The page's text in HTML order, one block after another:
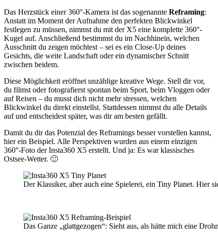
Das Herzstück einer 360°-Kamera ist das sogenannte Reframing:
Anstatt im Moment der Aufnahme den perfekten Blickwinkel
festlegen zu müssen, nimmst du mit der X5 eine komplette 360°-
Kugel auf. Anschließend bestimmst du im Nachhinein, welchen
Ausschnitt du zeigen möchtest – sei es ein Close-Up deines
Gesichts, die weite Landschaft oder ein dynamischer Schnitt
zwischen beidem.
Diese Möglichkeit eröffnet unzählige kreative Wege. Stell dir vor,
du filmst oder fotografierst spontan beim Sport, beim Vloggen oder
auf Reisen – du musst dich nicht mehr stressen, welchen
Blickwinkel du direkt einstellst. Stattdessen nimmst du alle Details
auf und entscheidest später, was dir am besten gefällt.
Damit du dir das Potenzial des Reframings besser vorstellen kannst,
hier ein Beispiel. Alle Perspektiven wurden aus einem einzigen
360°-Foto der Insta360 X5 erstellt. Und ja: Es war klassisches
Ostsee-Wetter. 🙂
Der Klassiker, aber auch eine Spielerei, ein Tiny Planet. Hier
Das Ganze „glattgezogen“: Sieht aus, als hätte mich eine